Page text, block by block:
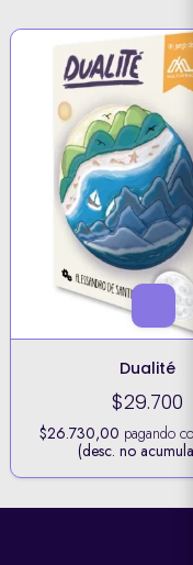
Dualité
$29.700
$26.730,00 pagando
(desc. no